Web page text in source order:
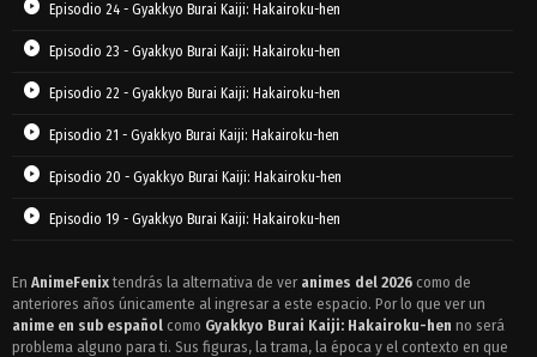
Episodio 24 - Gyakkyo Burai Kaiji: Hakairoku-hen
Episodio 23 - Gyakkyo Burai Kaiji: Hakairoku-hen
Episodio 22 - Gyakkyo Burai Kaiji: Hakairoku-hen
Episodio 21 - Gyakkyo Burai Kaiji: Hakairoku-hen
Episodio 20 - Gyakkyo Burai Kaiji: Hakairoku-hen
Episodio 19 - Gyakkyo Burai Kaiji: Hakairoku-hen
Episodio 17 - Gyakkyo Burai Kaiji: Hakairoku-hen
Episodio 16 - Gyakkyo Burai Kaiji: Hakairoku-hen
En AnimeFenix tendrás la alternativa de ver animes del 2026 como de
anteriores años únicamente al ingresar a este espacio. Por lo que ver un
anime en sub español como Gyakkyo Burai Kaiji: Hakairoku-hen no será
problema alguno para ti. Sus figuras, la trama, la época y el contexto en que